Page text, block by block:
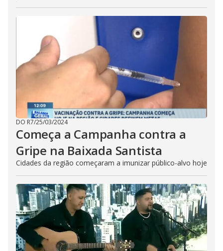
DO R7/25/03/2024
Começa a Campanha contra a
Gripe na Baixada Santista
Cidades da região começaram a imunizar público-alvo hoje